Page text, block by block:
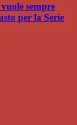
sempre
per la Serie